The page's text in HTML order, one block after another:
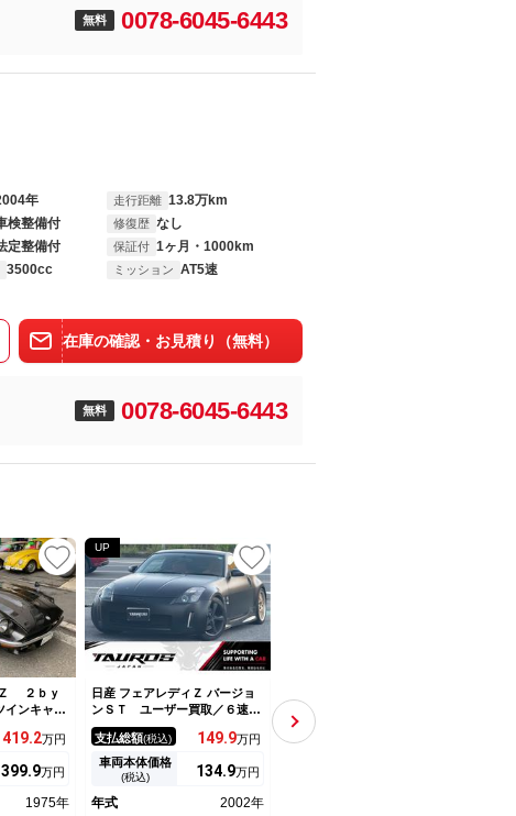
無料 0078-6045-6443
年 走行距離 13.8万km
検整備付 修復歴 なし
定整備付 保証付 1ヶ月・1000km
3500cc ミッション AT5速
在庫の確認・お見積り（無料）
無料 0078-6045-6443
Ｚ ２ｂｙ
ンキャ
ロンシャ
ＧＳ３
419.2万円
399.9万円
1975年
UP
日産 フェアレディＺ バージョ
ンＳＴ ユーザー買取／６速Ｍ
Ｔ／革シート／フジツボ製マフ
ラー／ＧｒｕｐｐｅＭ製カーボ
ン製エアクリーナー／ＨＩＤヘ
ッドライト／ブレンボ製ディス
ＢＯＳＥスピーカー／ＥＴＣ／
支払総額(税込) 149.9万円
車両本体価格
(税込) 134.9万円
年式
2002年
ンＴ 電動黒革シート・Ｖｅｉ
ｌＳｉｄｅリヤウイング・ＷＯ
ＲＫ１８ｉｎＡＷ・Ｂｌｕｅｔ
支払総額